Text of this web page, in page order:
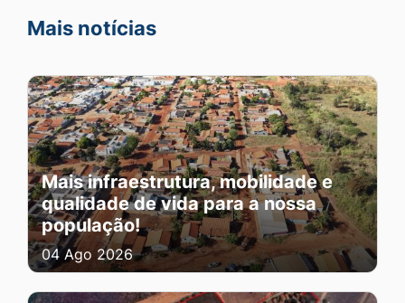
Mais notícias
Mais infraestrutura, mobilidade e
qualidade de vida para a nossa
população!
04 Ago 2026